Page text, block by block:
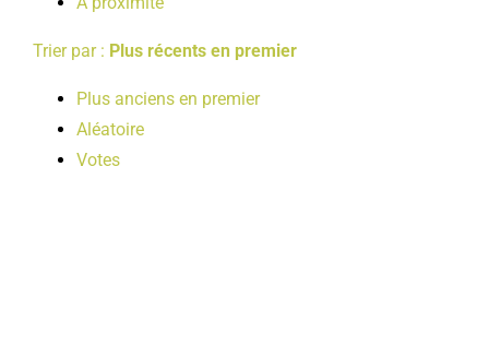
Trier par : Plus récents en premier
Plus anciens en premier
Aléatoire
Votes